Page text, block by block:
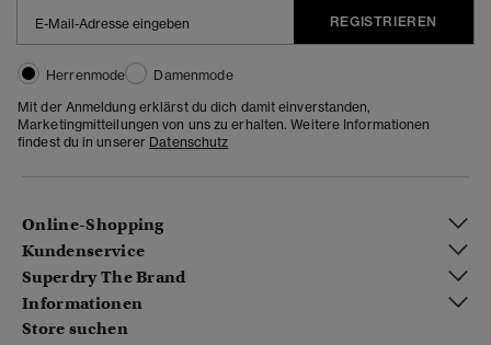
REGISTRIEREN
Herrenmode
Damenmode
Mit der Anmeldung erklärst du dich damit einverstanden,
Marketingmitteilungen von uns zu erhalten. Weitere Informationen
findest du in unserer Datenschutz
Online-Shopping
Kundenservice
Superdry The Brand
Informationen
Store suchen